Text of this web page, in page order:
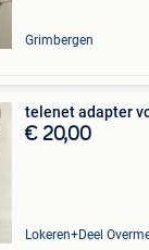
Grimbergen
telenet adapter
€ 20,00